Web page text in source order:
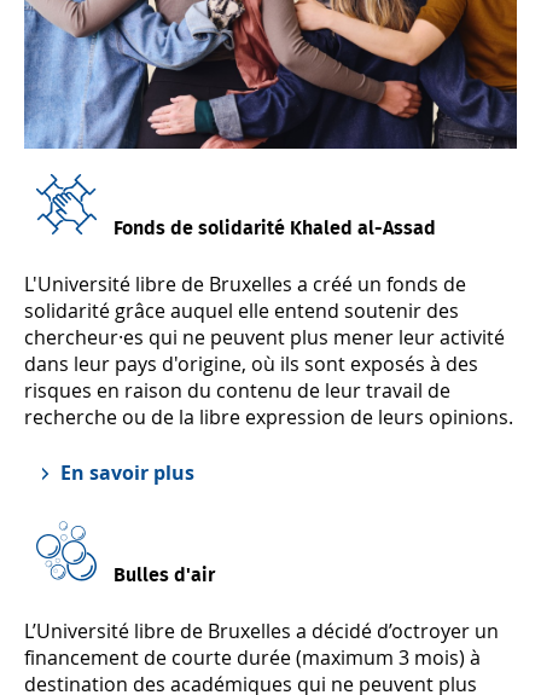
Fonds de solidarité Khaled al-Assad
L'Université libre de Bruxelles a créé un fonds de
solidarité grâce auquel elle entend soutenir des
chercheur·es qui ne peuvent plus mener leur activité
dans leur pays d'origine, où ils sont exposés à des
risques en raison du contenu de leur travail de
recherche ou de la libre expression de leurs opinions.
En savoir plus
Bulles d'air
L’Université libre de Bruxelles a décidé d’octroyer un
financement de courte durée (maximum 3 mois) à
destination des académiques qui ne peuvent plus